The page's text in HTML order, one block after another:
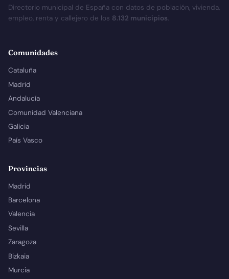
Directorio municipal de España con datos de población, vivienda,
empleo, renta y callejero de los 8.132 municipios.
Comunidades
Cataluña
Madrid
Andalucía
Comunidad Valenciana
Galicia
País Vasco
Provincias
Madrid
Barcelona
Valencia
Sevilla
Zaragoza
Bizkaia
Murcia